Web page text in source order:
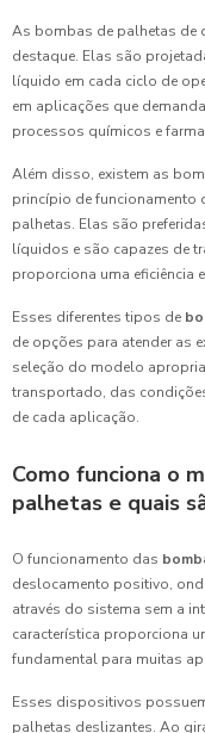
As bombas de palhetas de
destaque. Elas são
líquido em cada ciclo de
em aplicações que
processos químicos e
Além disso, existem as
princípio de funcionamento
palhetas. Elas são
líquidos e são capazes de
proporciona uma eficiência
Esses diferentes tipos de
de opções para atender as
seleção do modelo
transportado, das
de cada aplicação.
Como funciona o
palhetas e quais
O funcionamento das
deslocamento positivo,
através do sistema sem a
característica proporciona
fundamental para muitas
Esses dispositivos
palhetas deslizantes. Ao